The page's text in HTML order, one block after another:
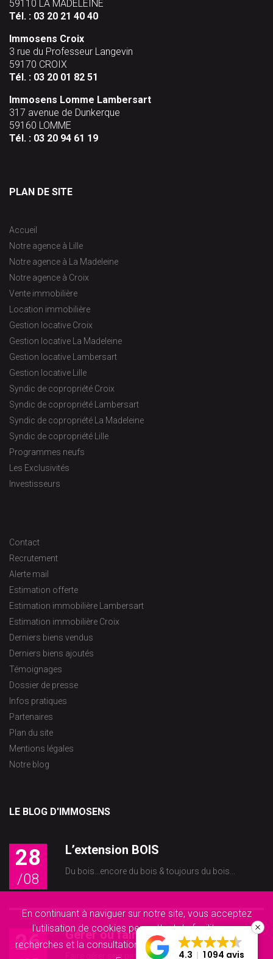
En continuant à naviguer sur notre site, vous acceptez
l'utilisation de cookies permettant de faciliter vos
recherches et la consultation de nos offres.
Accepter
59110 LA MADELEINE
Tél. : 03 20 21 40 40
Immosens Croix
3 rue du Professeur Langevin
59170 CROIX
Tél. : 03 20 01 82 51
Immosens Lomme Lambersart
317 avenue de Dunkerque
59160 LOMME
Tél. : 03 20 94 61 19
PLAN DE SITE
Accueil
Notre agence à Lille
Notre agence à La Madeleine
Notre agence à Croix
Vente immobilière
Location immobilière
Gestion locative Croix
Gestion locative La Madeleine
Gestion locative Lambersart
Gestion locative Lille
Syndic de copropriété Croix
Syndic de copropriété Lambersart
Syndic de copropriété La Madeleine
Syndic de copropriété Lille
Programmes neufs
Les Exclusivités
Investisseurs
Contact
Recrutement
Alerte mail
Estimation offerte
Estimation immobilière Lambersart
Estimation immobilière Croix
Derniers biens vendus
Derniers biens ajoutés
Témoignages
Dossier de presse
Infos pratiques
Partenaires
Plan du site
Mentions légales
Notre blog
LE BLOG D'IMMOSENS
28
/08
L’extension BOIS
Du bois...encore du bois & toujours du bois...
26 Gérer ou faire gérer son[...]
Faire gérer son patrimoine locatif par un...
4.3 1 094 avis